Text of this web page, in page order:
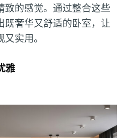
致的感觉。通过整合这些
既奢华又舒适的卧室，让
实用。
雅